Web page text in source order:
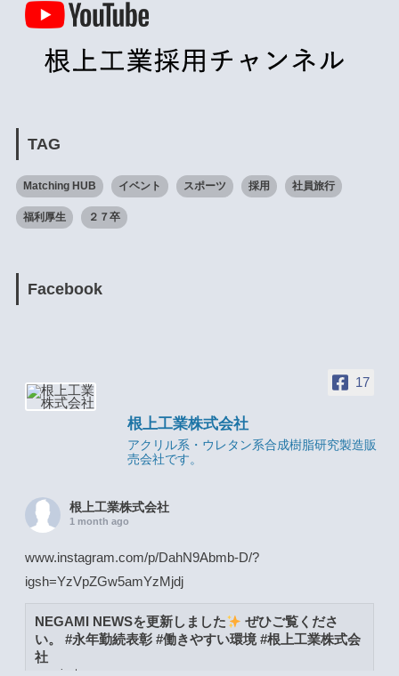
TAG
Matching HUB イベント スポーツ 採用 社員旅行
福利厚生 ２７卒
Facebook
17
根上工業株式会社
アクリル系・ウレタン系合成樹脂研究製造販
売会社です。
根上工業株式会社
1 month ago
www.instagram.com/p/DahN9Abmb-D/?
igsh=YzVpZGw5amYzMjdj
NEGAMI NEWSを更新しました
ぜひご覧くださ
い。 #永年勤続表彰 #働きやすい環境 #根上工業株式会
社